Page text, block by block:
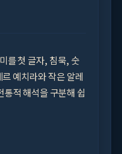
예치라와 작은 알레
통적 해석을 구분해 쉽